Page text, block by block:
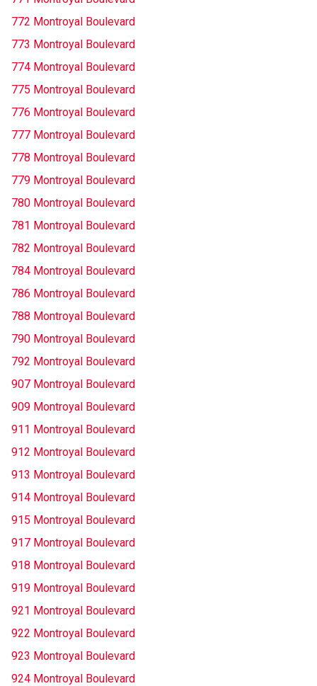
772 Montroyal Boulevard
773 Montroyal Boulevard
774 Montroyal Boulevard
775 Montroyal Boulevard
776 Montroyal Boulevard
777 Montroyal Boulevard
778 Montroyal Boulevard
779 Montroyal Boulevard
780 Montroyal Boulevard
781 Montroyal Boulevard
782 Montroyal Boulevard
784 Montroyal Boulevard
786 Montroyal Boulevard
788 Montroyal Boulevard
790 Montroyal Boulevard
792 Montroyal Boulevard
907 Montroyal Boulevard
909 Montroyal Boulevard
911 Montroyal Boulevard
912 Montroyal Boulevard
913 Montroyal Boulevard
914 Montroyal Boulevard
915 Montroyal Boulevard
917 Montroyal Boulevard
918 Montroyal Boulevard
919 Montroyal Boulevard
921 Montroyal Boulevard
922 Montroyal Boulevard
923 Montroyal Boulevard
924 Montroyal Boulevard